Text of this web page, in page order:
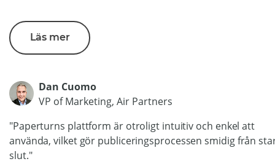
Läs mer
Dan Cuomo
VP of Marketing, Air Partners
"Paperturns plattform är otroligt intuitiv och enkel att
använda, vilket gör publiceringsprocessen smidig från
slut."